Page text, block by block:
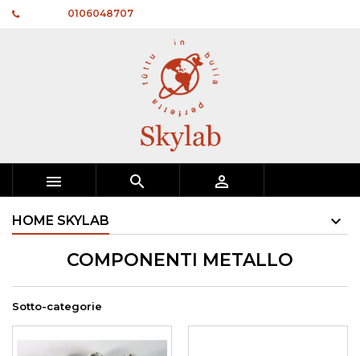
0106048707
  
HOME SKYLAB
COMPONENTI METALLO
Sotto-categorie